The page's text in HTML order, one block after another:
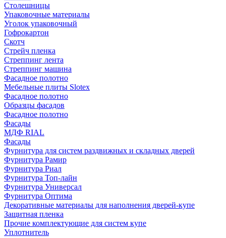
Столешницы
Упаковочные материалы
Уголок упаковочный
Гофрокартон
Скотч
Стрейч пленка
Стреппинг лента
Стреппинг машина
Фасадное полотно
Мебельные плиты Slotex
Фасадное полотно
Образцы фасадов
Фасадное полотно
Фасады
МДФ RIAL
Фасады
Фурнитура для систем раздвижных и складных дверей
Фурнитура Рамир
Фурнитура Риал
Фурнитура Топ-лайн
Фурнитура Универсал
Фурнитура Оптима
Декоративные материалы для наполнения дверей-купе
Защитная пленка
Прочие комплектующие для систем купе
Уплотнитель